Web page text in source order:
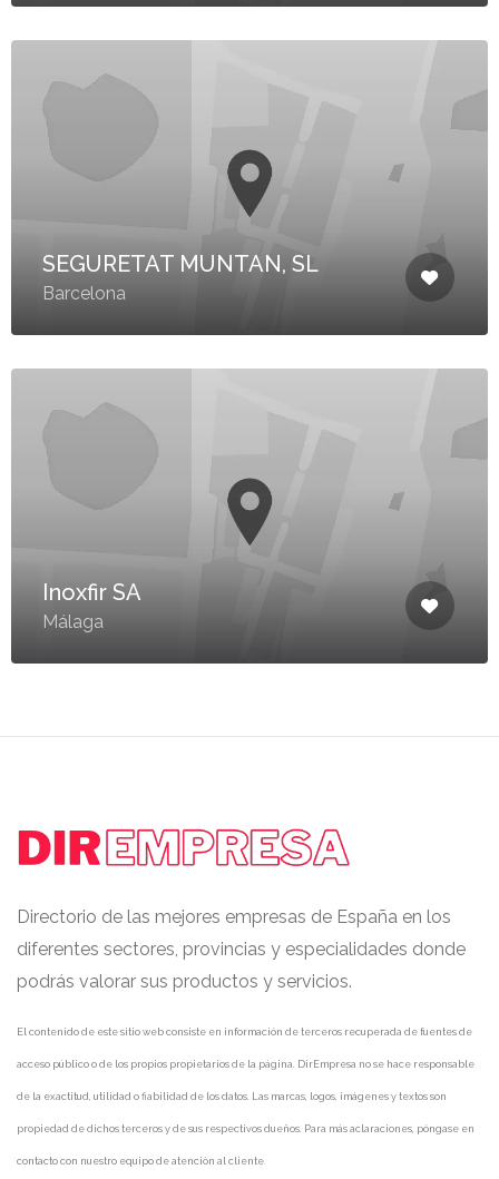
SEGURETAT MUNTAN, SL
Barcelona
Inoxfir SA
Málaga
Directorio de las mejores empresas de España en los
diferentes sectores, provincias y especialidades donde
podrás valorar sus productos y servicios.
El contenido de este sitio web consiste en información de terceros recuperada de fuentes de
acceso público o de los propios propietarios de la página. DirEmpresa no se hace responsable
de la exactitud, utilidad o fiabilidad de los datos. Las marcas, logos, imágenes y textos son
propiedad de dichos terceros y de sus respectivos dueños. Para más aclaraciones, póngase en
contacto con nuestro equipo de atención al cliente.